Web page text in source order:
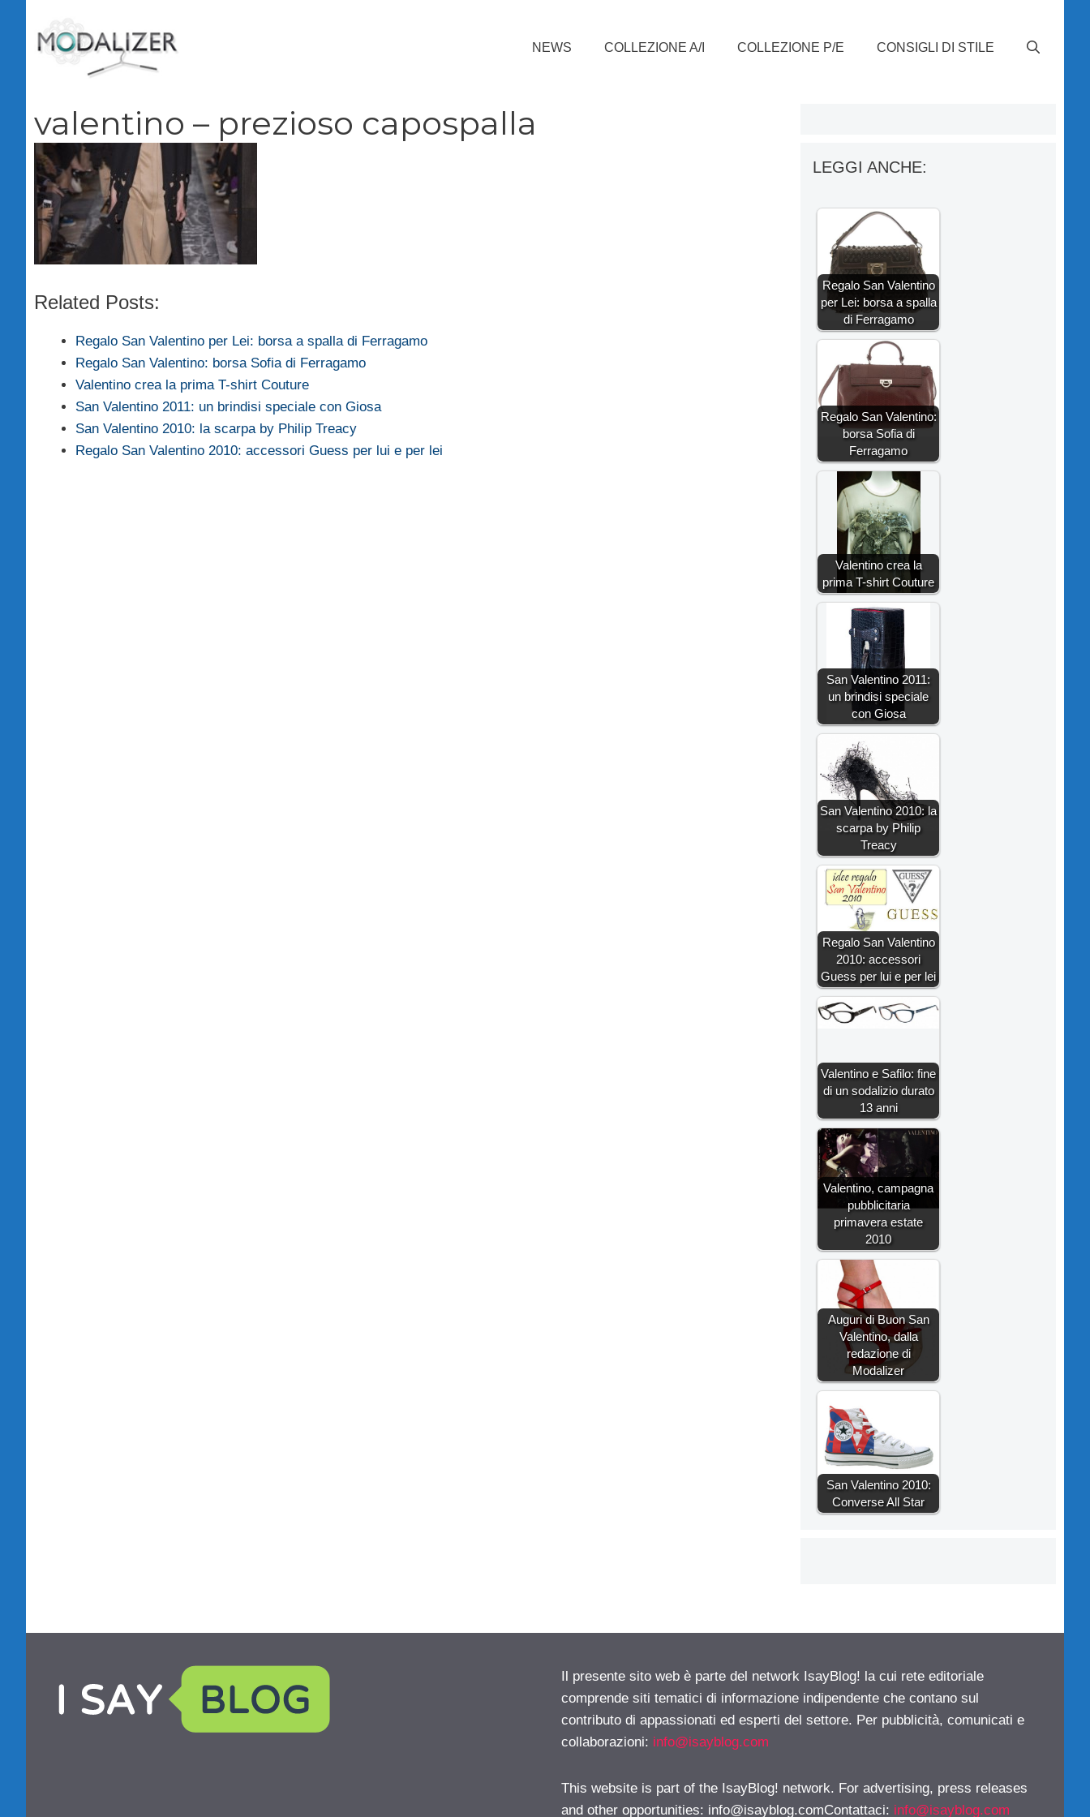
contenuto
NEWS COLLEZIONE A/I COLLEZIONE P/E CONSIGLI DI STILE
valentino – prezioso capospalla
Related Posts:
Regalo San Valentino per Lei: borsa a spalla di Ferragamo
Regalo San Valentino: borsa Sofia di Ferragamo
Valentino crea la prima T-shirt Couture
San Valentino 2011: un brindisi speciale con Giosa
San Valentino 2010: la scarpa by Philip Treacy
Regalo San Valentino 2010: accessori Guess per lui e per lei
LEGGI ANCHE:
Regalo San Valentino
per Lei: borsa a spalla
di Ferragamo
Regalo San Valentino:
borsa Sofia di
Ferragamo
Valentino crea la
prima T-shirt Couture
San Valentino 2011:
un brindisi speciale
con Giosa
San Valentino 2010: la
scarpa by Philip
Treacy
Regalo San Valentino
2010: accessori
Guess per lui e per lei
Valentino e Safilo: fine
di un sodalizio durato
13 anni
Valentino, campagna
pubblicitaria
primavera estate
2010
Auguri di Buon San
Valentino, dalla
redazione di
Modalizer
San Valentino 2010:
Converse All Star
Il presente sito web è parte del network IsayBlog! la cui rete editoriale
comprende siti tematici di informazione indipendente che contano sul
contributo di appassionati ed esperti del settore. Per pubblicità, comunicati e
collaborazioni: info@isayblog.com
This website is part of the IsayBlog! network. For advertising, press releases
and other opportunities: info@isayblog.comContattaci: info@isayblog.com